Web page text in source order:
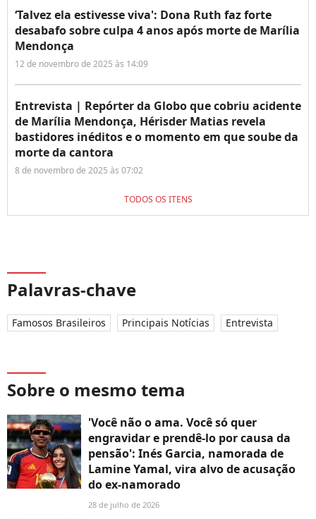
‘Talvez ela estivesse viva': Dona Ruth faz forte
desabafo sobre culpa 4 anos após morte de Marília
Mendonça
12 de novembro de 2025 às 14:09
Entrevista | Repórter da Globo que cobriu acidente
de Marília Mendonça, Hérisder Matias revela
bastidores inéditos e o momento em que soube da
morte da cantora
8 de novembro de 2025 às 07:02
TODOS OS ITENS
Palavras-chave
Famosos Brasileiros Principais Notícias Entrevista
Sobre o mesmo tema
'Você não o ama. Você só quer
engravidar e prendê-lo por causa da
pensão': Inés Garcia, namorada de
Lamine Yamal, vira alvo de acusação
do ex-namorado
28 de julho de 2026